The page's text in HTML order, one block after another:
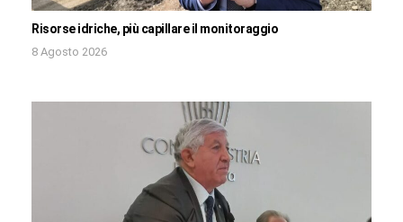
Risorse idriche, più capillare il monitoraggio
8 Agosto 2026